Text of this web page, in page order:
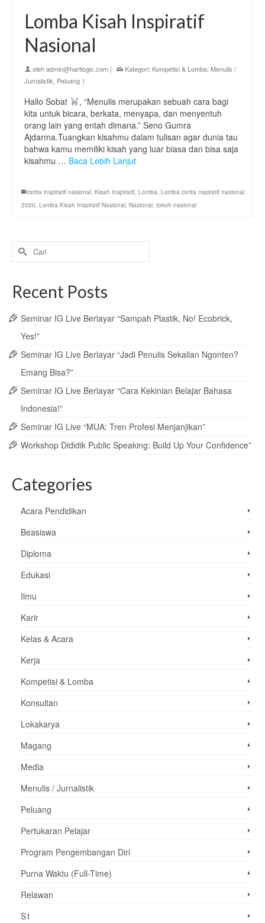
Lomba Kisah Inspiratif
Nasional
olehadmin@hartlogic.com | Kategori: Kompetisi & Lomba Menulis /
Jurnalistik Peluang |
Hallo Sobat
, ⁣“Menulis merupakan sebuah cara bagi
kita untuk bicara, berkata, menyapa, dan menyentuh
orang lain yang entah dimana.” Seno Gumra
Ajdarma.⁣Tuangkan kisahmu dalam tulisan agar dunia tau
bahwa kamu memiliki kisah yang luar biasa dan bisa saja
kisahmu … Baca Lebih Lanjut
cerita inspiratif nasional, Kisah Inspiratif, Lomba, Lomba cerita nspiratif nasional
2020, Lomba Kisah Inspiratif Nasional, Nasional, tokoh nasional
Search
for:
Recent Posts
Seminar IG Live Berlayar “Sampah Plastik, No! Ecobrick,
Yes!”
Seminar IG Live Berlayar “Jadi Penulis Sekalian Ngonten?
Emang Bisa?”
Seminar IG Live Berlayar “Cara Kekinian Belajar Bahasa
Indonesia!”
Seminar IG Live “MUA: Tren Profesi Menjanjikan”
Workshop Dididik Public Speaking: Build Up Your Confidence”
Categories
Acara Pendidikan
Beasiswa
Diploma
Edukasi
Ilmu
Karir
Kelas & Acara
Kerja
Kompetisi & Lomba
Konsultan
Lokakarya
Magang
Media
Menulis / Jurnalistik
Peluang
Pertukaran Pelajar
Program Pengembangan Diri
Purna Waktu (Full-Time)
Relawan
S1